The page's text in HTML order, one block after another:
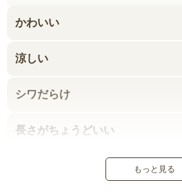
かわいい
涼しい
シワだらけ
長さがちょうどいい
もっと見る